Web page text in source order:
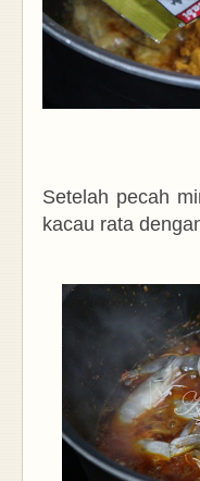
Setelah pecah
kacau rata